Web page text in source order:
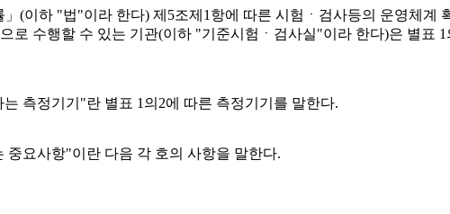
(이하 "법"이라 한다) 제5조제1항에 따른 시험ㆍ검사등의 운영체계
수행할 수 있는 기관(이하 "기준시험ㆍ검사실"이라 한다)은 별표
측정기기"란 별표 1의2에 따른 측정기기를 말한다.
요사항"이란 다음 각 호의 사항을 말한다.